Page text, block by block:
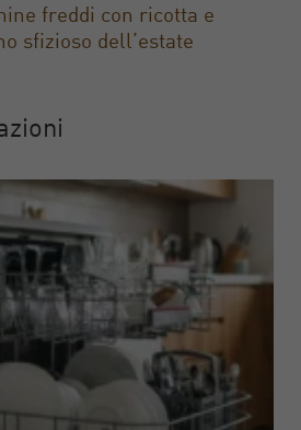
freddi con ricotta e
sfizioso dell’estate